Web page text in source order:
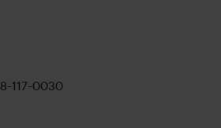
gojenie oraz czarną marchew
117-0030